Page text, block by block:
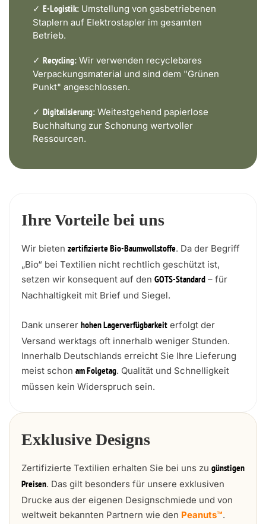
✓ E-Logistik: Umstellung von gasbetriebenen
Staplern auf Elektrostapler im gesamten
Betrieb.
✓ Recycling: Wir verwenden recyclebares
Verpackungsmaterial und sind dem "Grünen
Punkt" angeschlossen.
✓ Digitalisierung: Weitestgehend papierlose
Buchhaltung zur Schonung wertvoller
Ressourcen.
Ihre Vorteile bei uns
Wir bieten zertifizierte Bio-Baumwollstoffe. Da der Begriff
„Bio“ bei Textilien nicht rechtlich geschützt ist,
setzen wir konsequent auf den GOTS-Standard – für
Nachhaltigkeit mit Brief und Siegel.
Dank unserer hohen Lagerverfügbarkeit erfolgt der
Versand werktags oft innerhalb weniger Stunden.
Innerhalb Deutschlands erreicht Sie Ihre Lieferung
meist schon am Folgetag. Qualität und Schnelligkeit
müssen kein Widerspruch sein.
Exklusive Designs
Zertifizierte Textilien erhalten Sie bei uns zu günstigen
Preisen. Das gilt besonders für unsere exklusiven
Drucke aus der eigenen Designschmiede und von
weltweit bekannten Partnern wie den Peanuts™.